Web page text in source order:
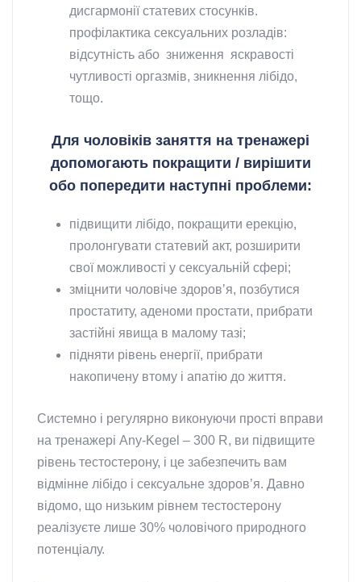
дисгармонії статевих стосунків.
профілактика сексуальних розладів:
відсутність або зниження яскравості
чутливості оргазмів, зникнення лібідо,
тощо.
Для чоловіків заняття на тренажері
допомогають покращити / вирішити
обо попередити наступні проблеми:
підвищити лібідо, покращити ерекцію,
пролонгувати статевий акт, розширити
свої можливості у сексуальній сфері;
зміцнити чоловіче здоров’я, позбутися
простатиту, аденоми простати, прибрати
застійні явища в малому тазі;
підняти рівень енергії, прибрати
накопичену втому і апатію до життя.
Системно і регулярно виконуючи прості вправи
на тренажері Any-Kegel – 300 R, ви підвищите
рівень тестостерону, і це забезпечить вам
відмінне лібідо і сексуальне здоров’я. Давно
відомо, що низьким рівнем тестостерону
реалізуєте лише 30% чоловічого природного
потенціалу.